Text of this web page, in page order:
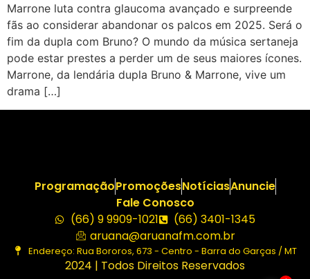
Marrone luta contra glaucoma avançado e surpreende
fãs ao considerar abandonar os palcos em 2025. Será o
fim da dupla com Bruno? O mundo da música sertaneja
pode estar prestes a perder um de seus maiores ícones.
Marrone, da lendária dupla Bruno & Marrone, vive um
drama […]
ProgramaçãoPromoçõesNotíciasAnuncie
Fale Conosco
(66) 9 9909-1021
(66) 3401-1345
aruana@aruanafm.com.br
Endereço: Rua Bororos, 673 - Centro - Barra do Garças / MT
2024 | Todos Direitos Reservados